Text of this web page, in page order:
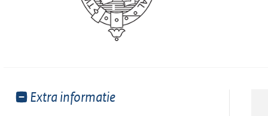
Toon
Extra informatie